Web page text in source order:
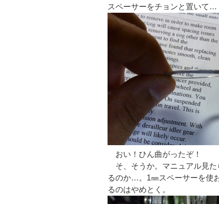
スペーサーをチョンと置いて…
おい！ひん曲がったぞ！
そ、そうか。マニュアル見た
るのか…。1㎜スペーサーを使
るのはやめとく。